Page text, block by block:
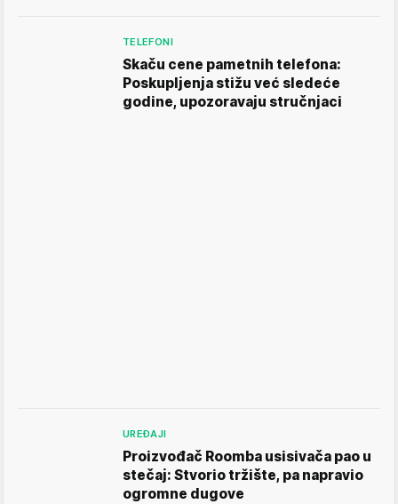
TELEFONI
Skaču cene pametnih telefona:
Poskupljenja stižu već sledeće
godine, upozoravaju stručnjaci
UREĐAJI
Proizvođač Roomba usisivača pao u
stečaj: Stvorio tržište, pa napravio
ogromne dugove